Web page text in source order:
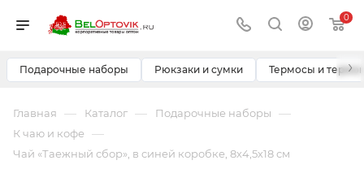
0
Подарочные наборы Рюкзаки и сумки Термосы и ›
Главная — Каталог — Подарочные наборы —
К чаю и кофе —
Чай «Таежный сбор», в синей коробке, 8х4,5х18 см